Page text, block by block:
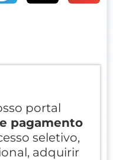
portal
pagamento
seletivo,
adquirir